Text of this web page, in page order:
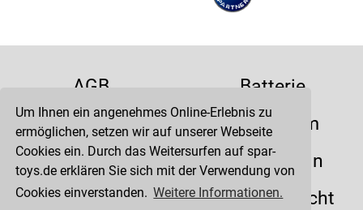
Um Ihnen ein angenehmes Online-Erlebnis zu
ermöglichen, setzen wir auf unserer Webseite
Cookies ein. Durch das Weitersurfen auf spar-
toys.de erklären Sie sich mit der Verwendung von
Cookies einverstanden. Weitere Informationen.
AGB
Batterie
Datenschutz
Impressum
Kontakt
Liefertermin
Versandkosten
Widerrufsrecht